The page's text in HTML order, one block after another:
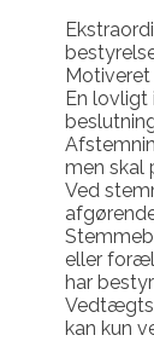
Motiveret
En lovligt
men skal
Ved
eller
har
kan kun